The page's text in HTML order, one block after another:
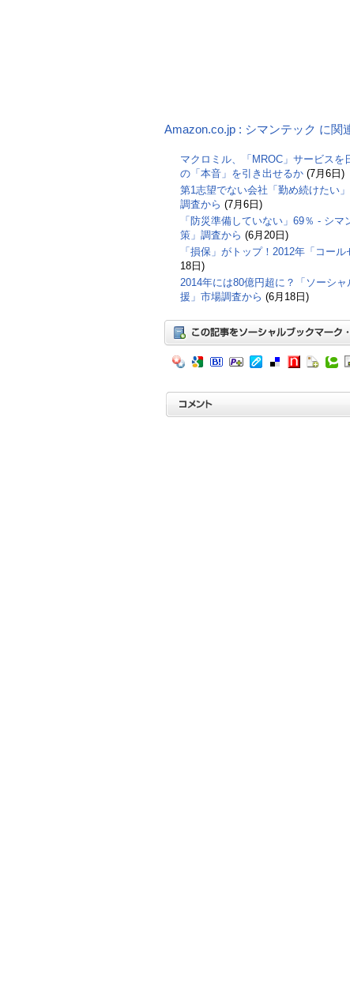
Amazon.co.jp : シマンテック に関
マクロミル、「MROC」サービス
の「本音」を引き出せるか (7月6日)
第1志望でない会社「勤め続けたい
調査から (7月6日)
「防災準備していない」69％ - シ
策」調査から (6月20日)
「損保」がトップ！2012年「コー
18日)
2014年には80億円超に？「ソーシ
援」市場調査から (6月18日)